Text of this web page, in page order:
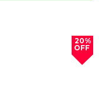
20%
OFF